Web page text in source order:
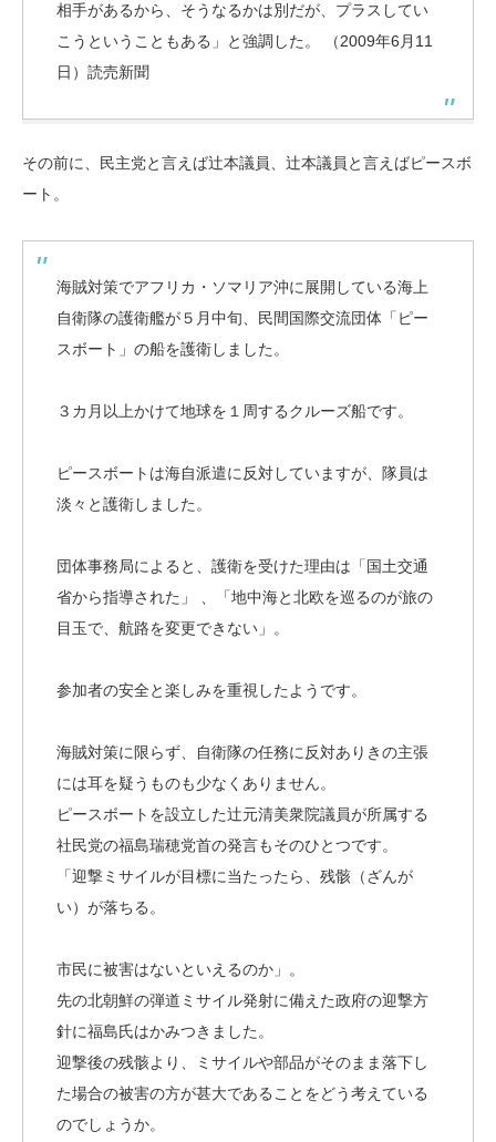
相手があるから、そうなるかは別だが、プラスしてい
こうということもある」と強調した。 （2009年6月11
日）読売新聞
その前に、民主党と言えば辻本議員、辻本議員と言えばピースボ
ート。
海賊対策でアフリカ・ソマリア沖に展開している海上
自衛隊の護衛艦が５月中旬、民間国際交流団体「ピー
スボート」の船を護衛しました。
３カ月以上かけて地球を１周するクルーズ船です。
ピースボートは海自派遣に反対していますが、隊員は
淡々と護衛しました。
団体事務局によると、護衛を受けた理由は「国土交通
省から指導された」 、「地中海と北欧を巡るのが旅の
目玉で、航路を変更できない」。
参加者の安全と楽しみを重視したようです。
海賊対策に限らず、自衛隊の任務に反対ありきの主張
には耳を疑うものも少なくありません。
ピースボートを設立した辻元清美衆院議員が所属する
社民党の福島瑞穂党首の発言もそのひとつです。
「迎撃ミサイルが目標に当たったら、残骸（ざんが
い）が落ちる。
市民に被害はないといえるのか」。
先の北朝鮮の弾道ミサイル発射に備えた政府の迎撃方
針に福島氏はかみつきました。
迎撃後の残骸より、ミサイルや部品がそのまま落下し
た場合の被害の方が甚大であることをどう考えている
のでしょうか。